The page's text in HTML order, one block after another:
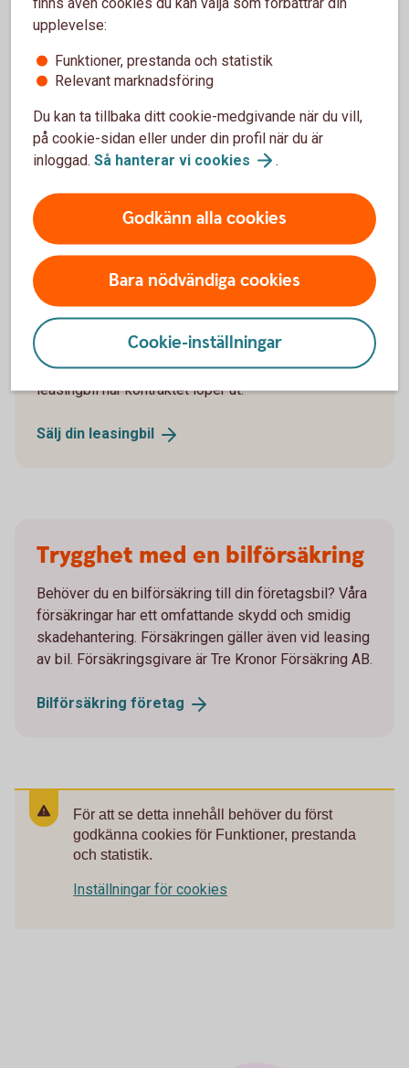
Vagnpark via Autoplan, minst 10 bilar
Vagnpark viaAutoplan
Information om klimatpremie och ansökan
Sälja leasingbil
Ska du sälja din leasingbil? Du kan få en kostnadsfri
värdering och sedan få hjälp att sälja din nuvarande
leasingbil när kontraktet löper ut.
Sälj din leasingbil
Trygghet med en bilförsäkring
Behöver du en bilförsäkring till din företagsbil? Våra
försäkringar har ett omfattande skydd och smidig
skadehantering. Försäkringen gäller även vid leasing
av bil. Försäkringsgivare är Tre Kronor Försäkring AB.
Bilförsäkring företag
För att se detta innehåll behöver du först
godkänna cookies för Funktioner, prestanda
och statistik.
Inställningar för cookies
upplevelse:
Funktioner, prestanda och statistik
Relevant marknadsföring
Du kan ta tillbaka ditt cookie-medgivande när du vill,
på cookie-sidan eller under din profil när du är
inloggad. Så hanterar vi cookies .
Godkänn alla cookies
Bara nödvändiga cookies
Cookie-inställningar